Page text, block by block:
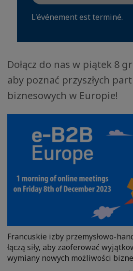
L'événement est terminé.
Dołącz do nas w piątek 8
aby poznać przyszłych
biznesowych w Europie!
Francuskie izby przemysłowo-
łączą siły, aby zaoferować
wymiany nowych możliwości